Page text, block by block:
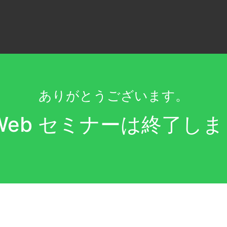
ありがとうございます。
セミナーは終了し